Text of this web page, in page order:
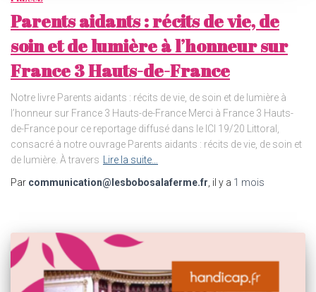
Parents aidants : récits de vie, de
soin et de lumière à l’honneur sur
France 3 Hauts-de-France
Notre livre Parents aidants : récits de vie, de soin et de lumière à
l’honneur sur France 3 Hauts-de-France Merci à France 3 Hauts-
de-France pour ce reportage diffusé dans le ICI 19/20 Littoral,
consacré à notre ouvrage Parents aidants : récits de vie, de soin et
de lumière. À travers Lire la suite…
Par communication@lesbobosalaferme.fr, il y a 1 mois